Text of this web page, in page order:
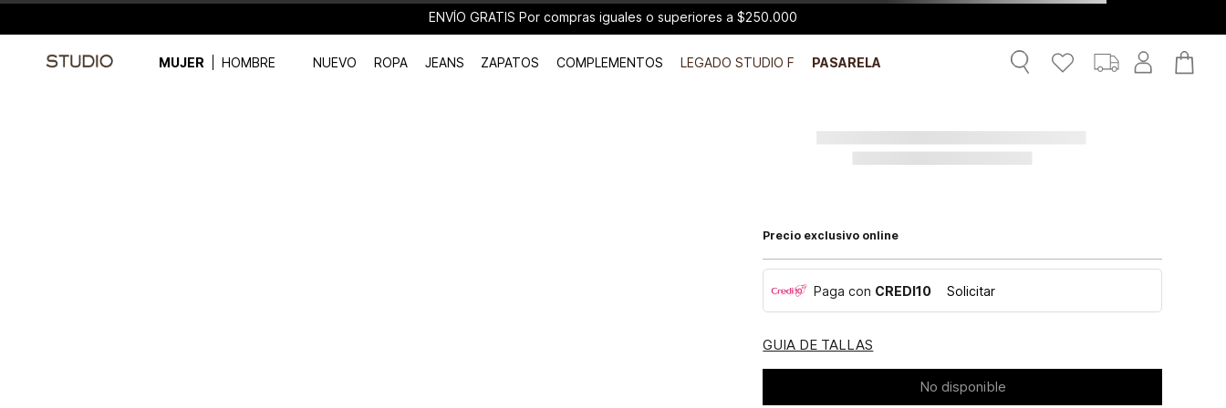
ENVÍO GRATIS Por compras iguales o superiores a $250.000
MUJER HOMBRE NUEVO ROPA JEANS ZAPATOS COMPLEMENTOS LEGADO STUDIO F PASARELA
Precio exclusivo online
Paga con CREDI10 Solicitar
GUIA DE TALLAS
No disponible